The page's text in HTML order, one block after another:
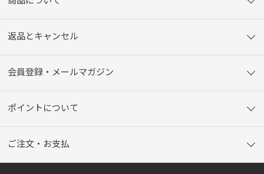
返品とキャンセル
会員登録・メールマガジン
ポイントについて
ご注文・お支払